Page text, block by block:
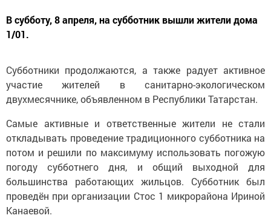
В субботу, 8 апреля, на субботник вышли жители дома
1/01.
Субботники продолжаются, а также радует активное
участие жителей в санитарно-экологическом
двухмесячнике, объявленном в Республики Татарстан.
Самые активные и ответственные жители не стали
откладывать проведение традиционного субботника на
потом и решили по максимуму использовать погожую
погоду субботнего дня, и общий выходной для
большинства работающих жильцов. Субботник был
проведён при организации Стос 1 микрорайона Ириной
Канаевой.